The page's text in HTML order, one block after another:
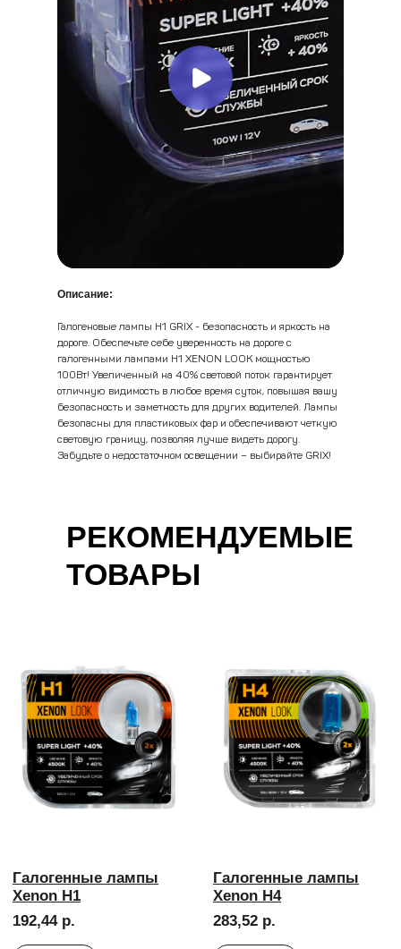
Описание:
Галогеновые лампы H1 GRIX - безопасность и яркость на
дороге. Обеспечьте себе уверенность на дороге с
галогенными лампами H1 XENON LOOK мощностью
100Вт! Увеличенный на 40% световой поток гарантирует
отличную видимость в любое время суток, повышая вашу
безопасность и заметность для других водителей. Лампы
безопасны для пластиковых фар и обеспечивают четкую
световую границу, позволяя лучше видеть дорогу.
Забудьте о недостаточном освещении – выбирайте GRIX!
РЕКОМЕНДУЕМЫЕ
ТОВАРЫ
Галогенные лампы
283,52 р.
Галогенные лампы
Xenon H4